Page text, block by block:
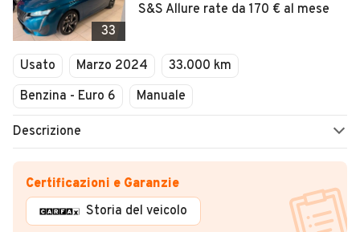
33
S&S Allure rate da 170 € al mese
Usato Marzo 2024
33.000 km
Benzina - Euro 6
Manuale
Descrizione
Certificazioni e Garanzie
Storia del veicolo